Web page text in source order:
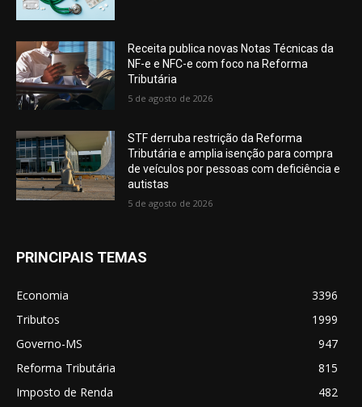
Receita publica novas Notas Técnicas da
NF-e e NFC-e com foco na Reforma
Tributária
5 de agosto de 2026
STF derruba restrição da Reforma
Tributária e amplia isenção para compra
de veículos por pessoas com deficiência e
autistas
5 de agosto de 2026
PRINCIPAIS TEMAS
Economia
3396
Tributos
1999
Governo-MS
947
Reforma Tributária
815
Imposto de Renda
482